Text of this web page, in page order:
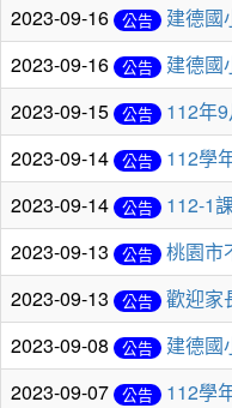
2023-09-16 公告 建德國
2023-09-16 公告
建德國
2023-09-15 公告 112年
2023-09-14 公告
112學
2023-09-14 公告 112-1
2023-09-13 公告
桃園市
2023-09-13
公告
歡迎家
2023-09-08
公告
建德國
2023-09-07 公告 112學